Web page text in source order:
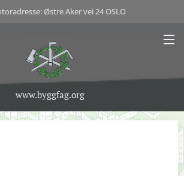
Østre Aker vei 24 OSLO
www.byggfag.org